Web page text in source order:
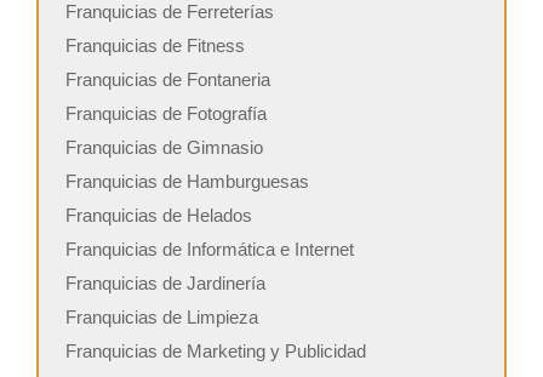
Franquicias de Ferreterías
Franquicias de Fitness
Franquicias de Fontaneria
Franquicias de Fotografía
Franquicias de Gimnasio
Franquicias de Hamburguesas
Franquicias de Helados
Franquicias de Informática e Internet
Franquicias de Jardinería
Franquicias de Limpieza
Franquicias de Marketing y Publicidad